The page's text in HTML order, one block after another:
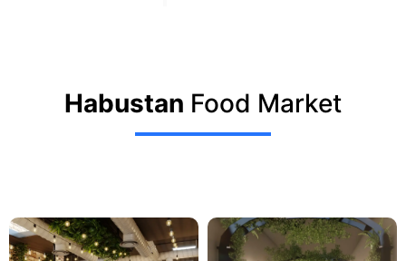
Food Market
Habustan